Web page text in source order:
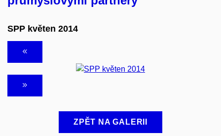
SPP květen 2014
ZPĚT NA GALERII